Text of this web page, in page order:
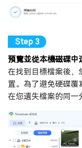
預覽並從本機磁碟中
在找到目標檔案後，
置。為了避免硬碟
在您遺失檔案的同一